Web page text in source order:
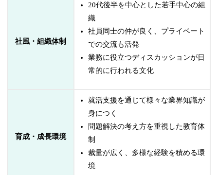
社風・組織体制
20代後半を中心とした若手中心の組
織
社員同士の仲が良く、プライベート
での交流も活発
業務に役立つディスカッションが日
常的に行われる文化
育成・成長環境
就活支援を通じて様々な業界知識が
身につく
問題解決の考え方を重視した教育体
制
裁量が広く、多様な経験を積める環
境